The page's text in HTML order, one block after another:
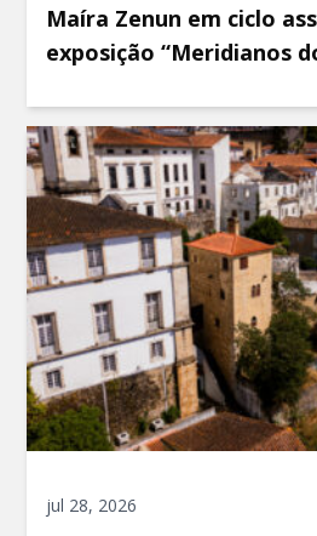
Maíra Zenun em ciclo
exposição “Meridianos
jul 28, 2026